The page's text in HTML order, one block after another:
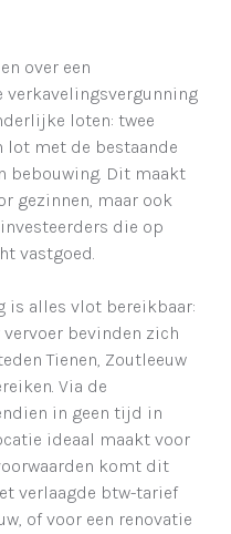
over een
verkavelingsvergunning
loten: twee
lot met de bestaande
bebouwing. Dit maakt
gezinnen, maar ook
die op
vastgoed.
is alles vlot bereikbaar:
bevinden zich
Tienen, Zoutleeuw
Via de
in geen tijd in
ideaal maakt voor
komt dit
verlaagde btw-tarief
of voor een renovatie